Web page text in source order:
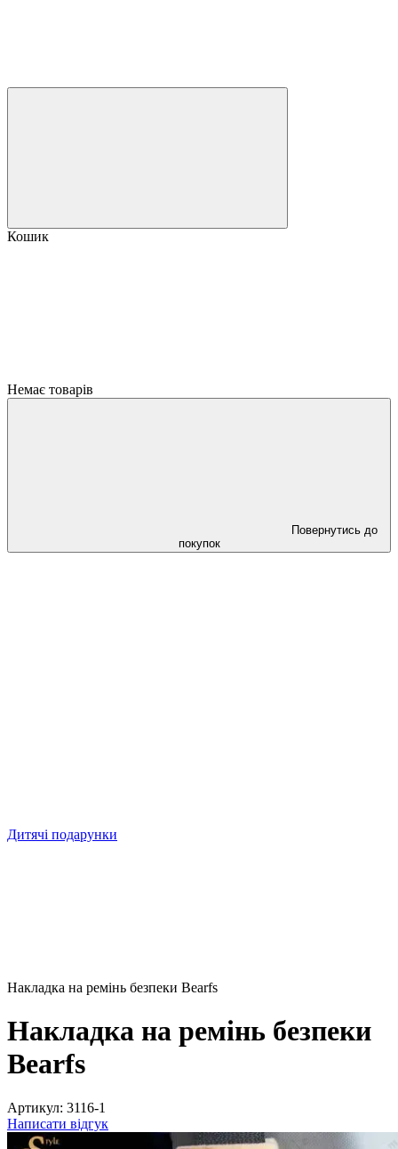
Кошик
Немає товарів
Повернутись до
покупок
Дитячі подарунки
Накладка на ремінь безпеки Bearfs
Накладка на ремінь безпеки
Bearfs
Артикул: 3116-1
Написати відгук